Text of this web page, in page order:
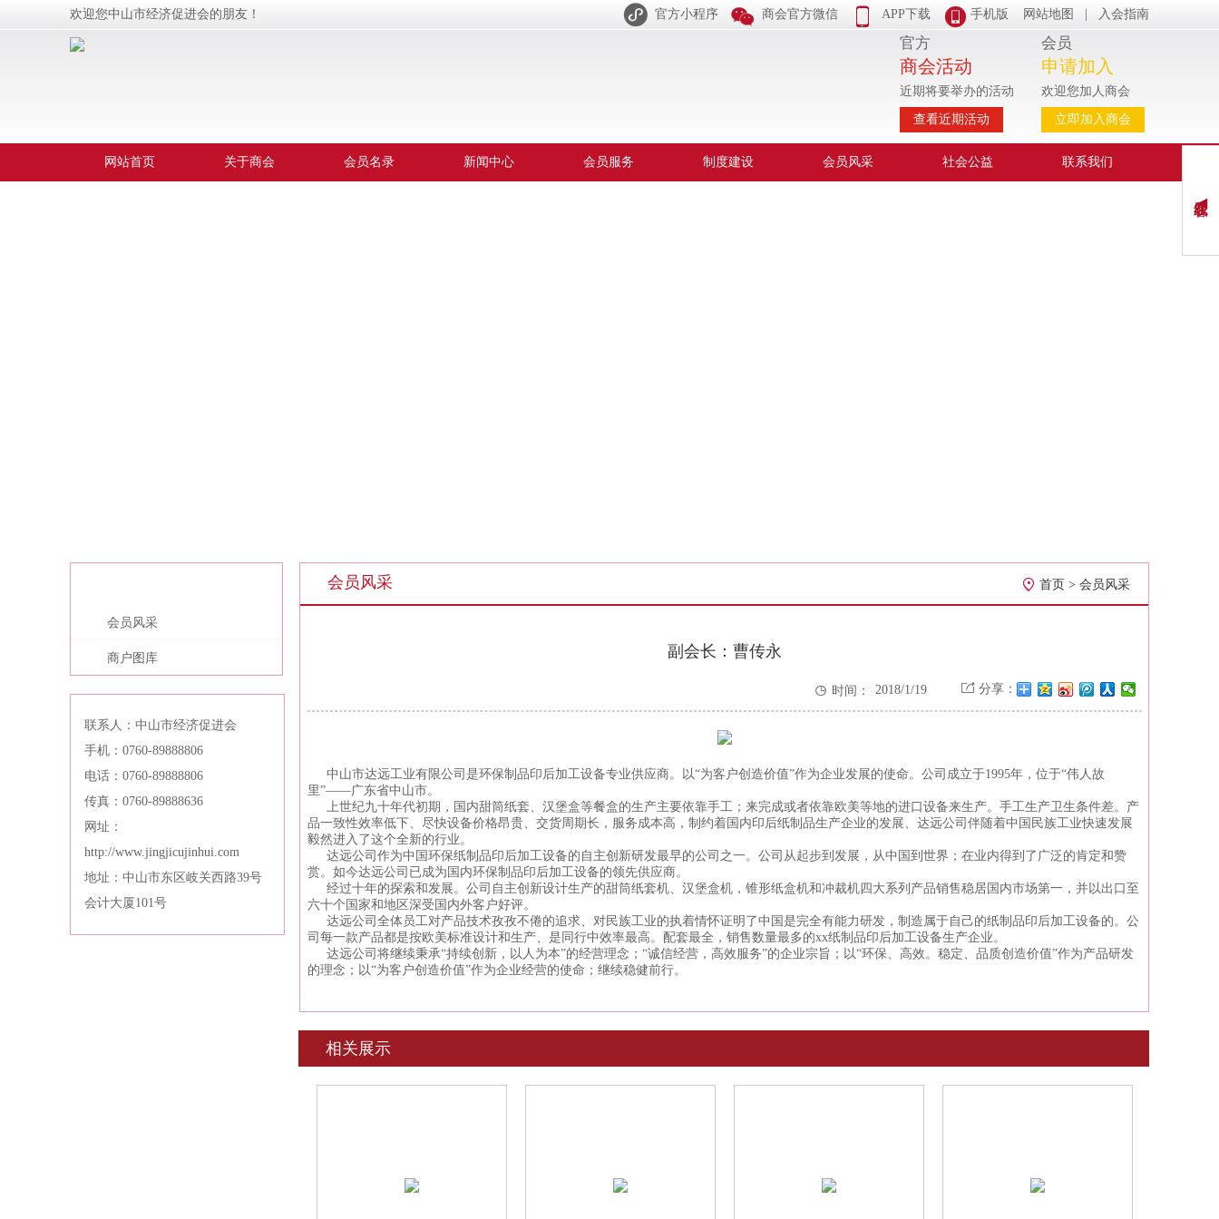
欢迎您中山市经济促进会的朋友！  官方小程序  商会官方微信  APP下载  手机版 网站地图 入会指南
官方
商会活动
近期将要举办的活动
查看近期活动
会员
申请加入
欢迎您加人商会
立即加入商会
网站首页 关于商会 会员名录 新闻中心 会员服务 制度建设 会员风采 社会公益 联系我们
会员风采
商户图库
联系人：中山市经济促进会
手机：0760-89888806
电话：0760-89888806
传真：0760-89888636
网址：
http://www.jingjicujinhui.com
地址：中山市东区岐关西路39号
会计大厦101号
会员风采  首页 > 会员风采
副会长：曹传永
分享：
 时间：
2018/1/19
10:05:34
中山市达远工业有限公司是环保制品印后加工设备专业供应商。以“为客户创造价值”作为企业发展的使命。公司成立于1995年，位于“伟人故
里”——广东省中山市。
上世纪九十年代初期，国内甜筒纸套、汉堡盒等餐盒的生产主要依靠手工；来完成或者依靠欧美等地的进口设备来生产。手工生产卫生条件差。产
品一致性效率低下、尽快设备价格昂贵、交货周期长，服务成本高，制约着国内印后纸制品生产企业的发展、达远公司伴随着中国民族工业快速发展
毅然进入了这个全新的行业。
达远公司作为中国环保纸制品印后加工设备的自主创新研发最早的公司之一。公司从起步到发展，从中国到世界；在业内得到了广泛的肯定和赞
赏。如今达远公司已成为国内环保制品印后加工设备的领先供应商。
经过十年的探索和发展。公司自主创新设计生产的甜筒纸套机、汉堡盒机，锥形纸盒机和冲裁机四大系列产品销售稳居国内市场第一，并以出口至
六十个国家和地区深受国内外客户好评。
达远公司全体员工对产品技术孜孜不倦的追求、对民族工业的执着情怀证明了中国是完全有能力研发，制造属于自己的纸制品印后加工设备的。公
司每一款产品都是按欧美标准设计和生产、是同行中效率最高。配套最全，销售数量最多的xx纸制品印后加工设备生产企业。
达远公司将继续秉承“持续创新，以人为本”的经营理念；“诚信经营，高效服务”的企业宗旨；以“环保、高效。稳定、品质创造价值”作为产品研发
的理念；以“为客户创造价值”作为企业经营的使命；继续稳健前行。
相关展示
在线客服 ◀